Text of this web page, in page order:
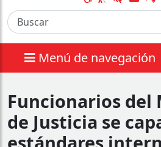
Menú de navegación
Funcionarios
de Justicia se